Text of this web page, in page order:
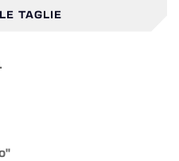
TAGLIE